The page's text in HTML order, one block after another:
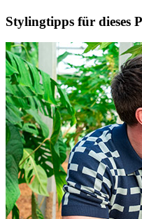
Stylingtipps für dieses